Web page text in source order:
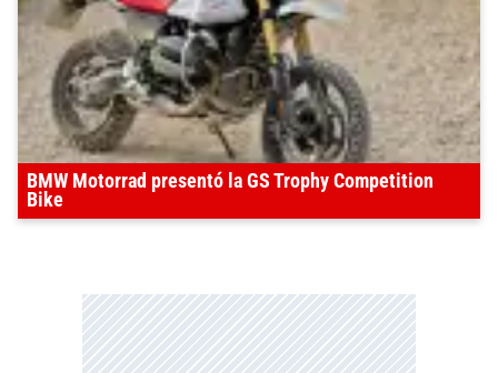
BMW Motorrad presentó la GS Trophy Competition
Bike